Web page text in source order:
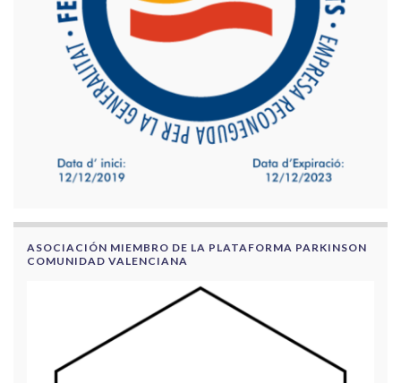
ASOCIACIÓN MIEMBRO DE LA PLATAFORMA PARKINSON
COMUNIDAD VALENCIANA